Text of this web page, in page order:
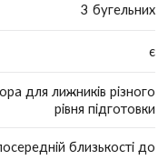
3 бугельних
є
для лижників різного
рівня підготовки
близькості до